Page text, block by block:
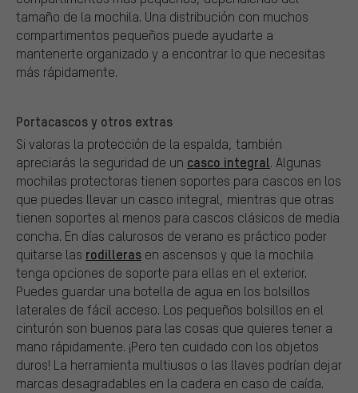
tamaño de la mochila. Una distribución con muchos
compartimentos pequeños puede ayudarte a
mantenerte organizado y a encontrar lo que necesitas
más rápidamente.
Portacascos y otros extras
Si valoras la protección de la espalda, también
apreciarás la seguridad de un casco integral. Algunas
mochilas protectoras tienen soportes para cascos en los
que puedes llevar un casco integral, mientras que otras
tienen soportes al menos para cascos clásicos de media
concha. En días calurosos de verano es práctico poder
quitarse las rodilleras en ascensos y que la mochila
tenga opciones de soporte para ellas en el exterior.
Puedes guardar una botella de agua en los bolsillos
laterales de fácil acceso. Los pequeños bolsillos en el
cinturón son buenos para las cosas que quieres tener a
mano rápidamente. ¡Pero ten cuidado con los objetos
duros! La herramienta multiusos o las llaves podrían dejar
marcas desagradables en la cadera en caso de caída.